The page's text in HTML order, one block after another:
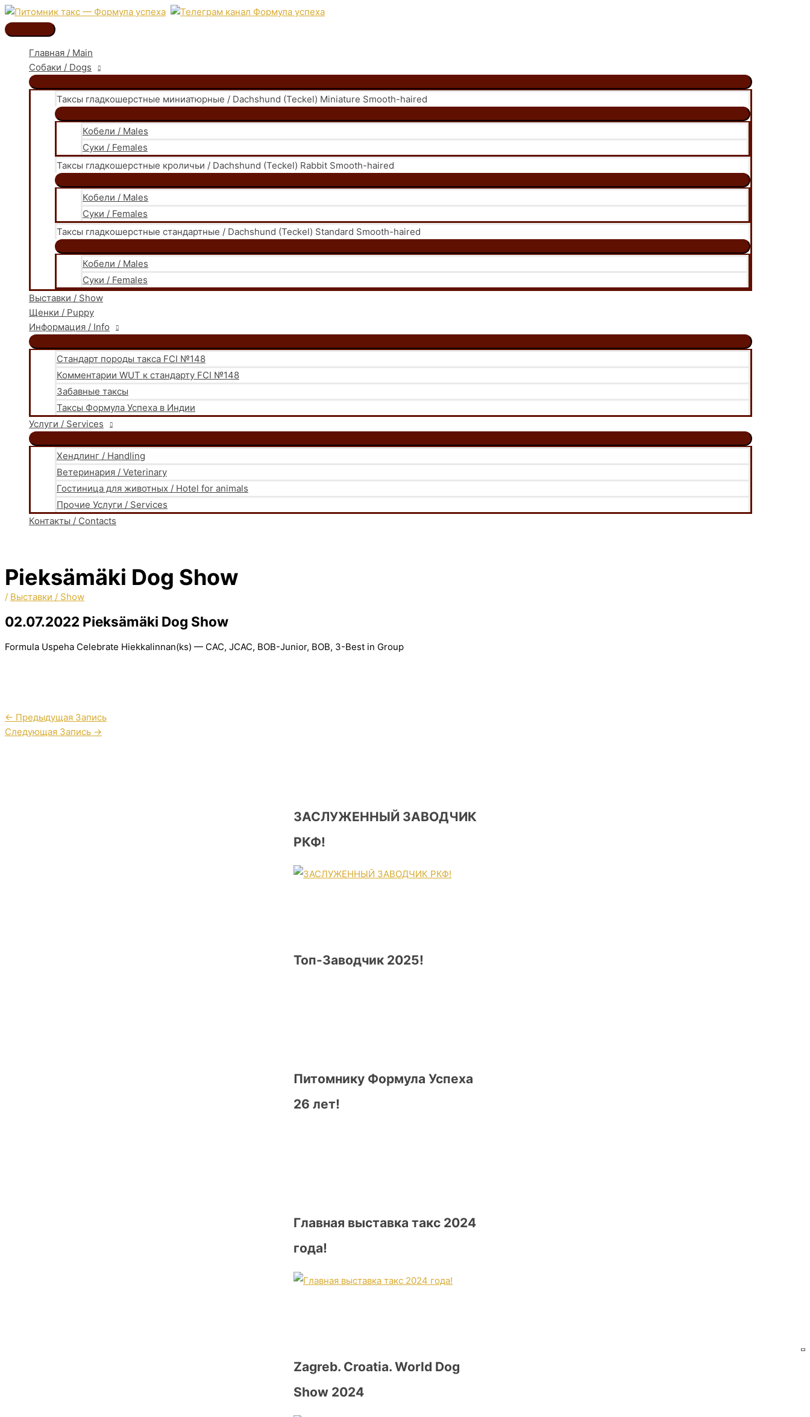
Перейти
к
содержимому
Главное
меню
Главная / Main
Собаки / Dogs
Таксы гладкошерстные миниатюрные / Dachshund (Teckel) Miniature Smooth-haired
Кобели / Males
Суки / Females
Таксы гладкошерстные кроличьи / Dachshund (Teckel) Rabbit Smooth-haired
Кобели / Males
Суки / Females
Таксы гладкошерстные стандартные / Dachshund (Teckel) Standard Smooth-haired
Кобели / Males
Суки / Females
Выставки / Show
Щенки / Puppy
Информация / Info
Стандарт породы такса FCI №148
Комментарии WUT к стандарту FCI №148
Забавные таксы
Таксы Формула Успеха в Индии
Услуги / Services
Хендлинг / Handling
Ветеринария / Veterinary
Гостиница для животных / Hotel for animals
Прочие Услуги / Services
Контакты / Contacts
Pieksämäki Dog Show
/ Выставки / Show
02.07.2022 Pieksämäki Dog Show
Formula Uspeha Celebrate Hiekkalinnan(ks) — CAC, JCAC, BOB-Junior, BOB, 3-Best in Group
← Предыдущая Запись
Следующая Запись →
ЗАСЛУЖЕННЫЙ ЗАВОДЧИК
РКФ!
Топ-Заводчик 2025!
Питомнику Формула Успеха
26 лет!
Главная выставка такс 2024
года!
Zagreb. Croatia. World Dog
Show 2024